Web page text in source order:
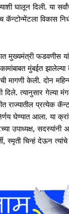
घालून दिली. या
कॅन्टोन्मेंटला विकास
मुख्यमंत्री फडवणीस
मुंबईत
मागणी केली. दोन
दिले. त्यानुसार गेल्या
राज्यातील प्रत्येक
घेण्यात आला. या
उपाध्यक्ष, सदस्यांनी
स्मृती चिन्हं देऊन